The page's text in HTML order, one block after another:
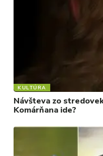
KULTÚRA
Návšteva zo
Komárňana ide?